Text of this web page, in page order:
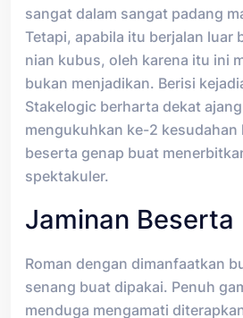
sangat dalam sangat padang
Tetapi, apabila itu berjalan luar
nian kubus, oleh karena itu ini
bukan menjadikan. Berisi
Stakelogic berharta dekat
mengukuhkan ke-2
beserta genap buat
spektakuler.
Jaminan Beserta
Roman dengan dimanfaatkan
senang buat dipakai. Penuh
menduga mengamati